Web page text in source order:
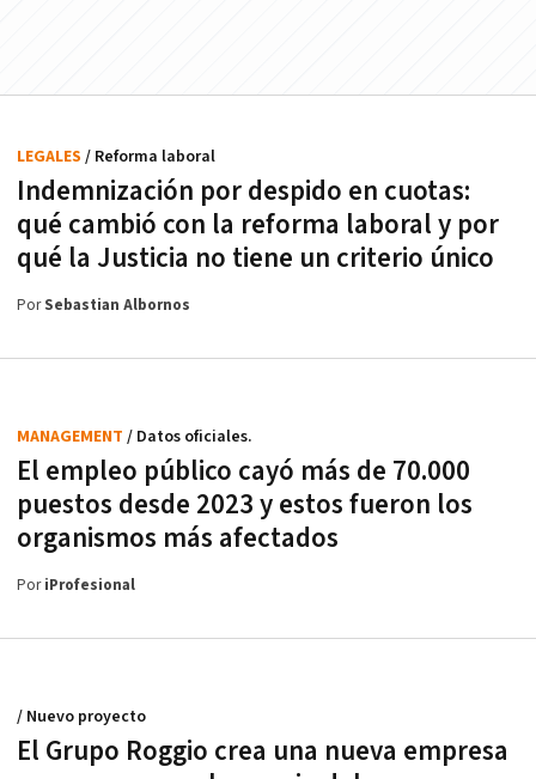
Indemnización por despido en cuotas:
qué cambió con la reforma laboral y por
qué la Justicia no tiene un criterio único
LEGALES / Reforma laboral
PorSebastian Albornos
El empleo público cayó más de 70.000
puestos desde 2023 y estos fueron los
organismos más afectados
MANAGEMENT / Datos oficiales.
PoriProfesional
El Grupo Roggio crea una nueva empresa
/ Nuevo proyecto